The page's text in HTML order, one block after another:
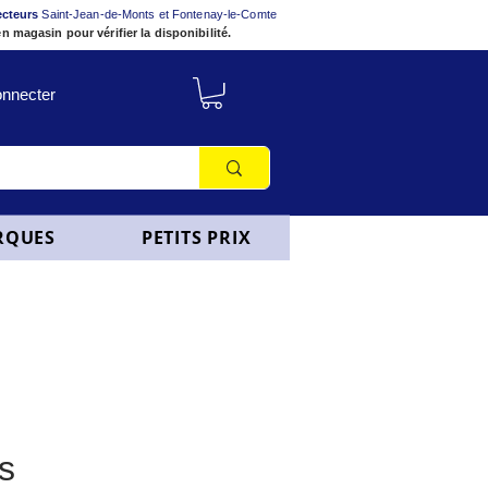
Saint-Jean-de-Monts et Fontenay-le-Comte
magasin pour vérifier la disponibilité.
PETITS PRIX